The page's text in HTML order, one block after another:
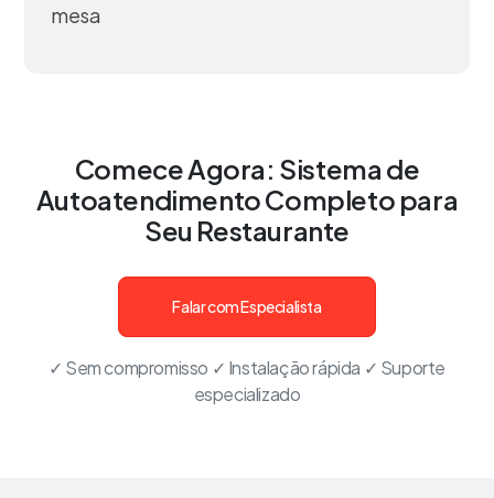
mesa
Comece Agora: Sistema de
Autoatendimento Completo para
Seu Restaurante
Falar com Especialista
✓ Sem compromisso ✓ Instalação rápida ✓ Suporte
especializado